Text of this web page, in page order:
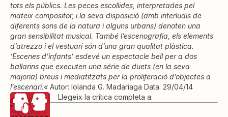
tots els públics. Les peces escollides, interpretades pel
mateix compositor, i la seva disposició (amb interludis de
diferents sons de la natura i alguns urbans) denoten una
gran sensibilitat musical. També l’escenografia, els elements
d’atrezzo i el vestuari són d’una gran qualitat plàstica.
‘Escenes d’infants’ esdevé un espectacle bell per a dos
ballarins que executen una sèrie de duets (en la seva
majoria) breus i mediatitzats per la proliferació d’objectes a
l’escenari.« Autor: Iolanda G. Madariaga Data: 29/04/14
Llegeix la crítica completa a: